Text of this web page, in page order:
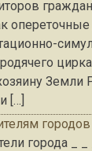
Земли
[…]
города _ _